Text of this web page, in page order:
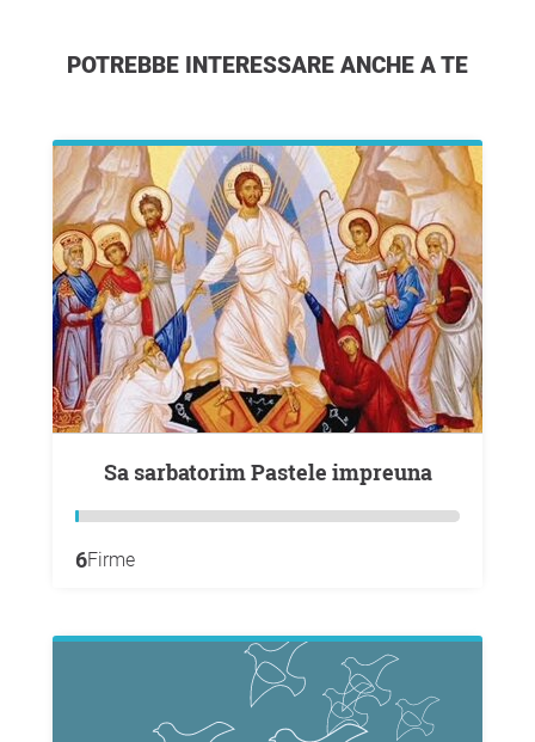
POTREBBE INTERESSARE ANCHE A TE
Sa sarbatorim Pastele impreuna
6Firme